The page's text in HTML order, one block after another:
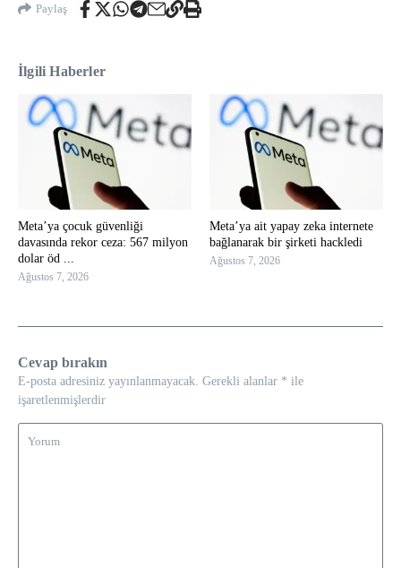
Paylaş
İlgili Haberler
Meta’ya çocuk güvenliği
davasında rekor ceza: 567 milyon
dolar öd ...
Ağustos 7, 2026
Meta’ya ait yapay zeka internete
bağlanarak bir şirketi hackledi
Ağustos 7, 2026
Cevap bırakın
E-posta adresiniz yayınlanmayacak. Gerekli alanlar * ile
işaretlenmişlerdir